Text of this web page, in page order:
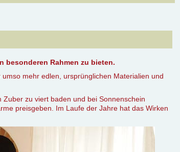
besonderen Rahmen zu bieten.
mehr edlen, ursprünglichen Materialien und
zu viert baden und bei Sonnenschein
preisgeben. Im Laufe der Jahre hat das Wirken